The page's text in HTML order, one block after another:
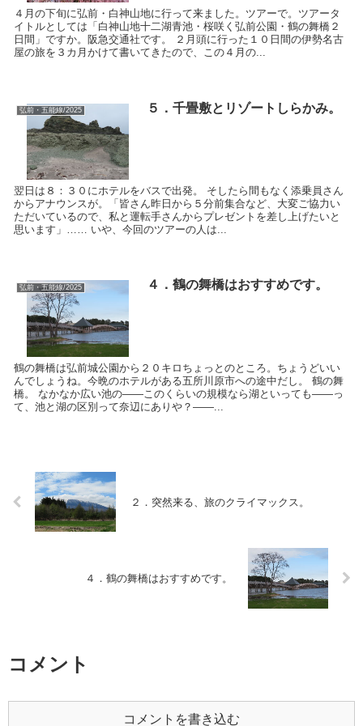
４月の下旬に弘前・白神山地に行って来ました。ツアーで。ツアータ
イトルとしては「白神山地十二湖青池・桜咲く弘前公園・鶴の舞橋２
日間」ですか。阪急交通社です。 ２月頭に行った１０日間の伊勢名古
屋の旅を３カ月かけて書いてきたので、この４月の...
弘前・五能線/2025 ５．千畳敷とリゾートしらかみ。
翌日は８：３０にホテルをバスで出発。 そしたら間もなく添乗員さん
からアナウンスが。「皆さん昨日から５分前集合など、大変ご協力い
ただいているので、私と運転手さんからプレゼントを差し上げたいと
思います」…… いや、今回のツアーの人は...
弘前・五能線/2025 ４．鶴の舞橋はおすすめです。
鶴の舞橋は弘前城公園から２０キロちょっとのところ。ちょうどいい
んでしょうね。今晩のホテルがある五所川原市への途中だし。 鶴の舞
橋。 なかなか広い池の――このくらいの規模なら湖といっても――っ
て、池と湖の区別って奈辺にありや？――...
２．突然来る、旅のクライマックス。
４．鶴の舞橋はおすすめです。
コメント
コメントを書き込む